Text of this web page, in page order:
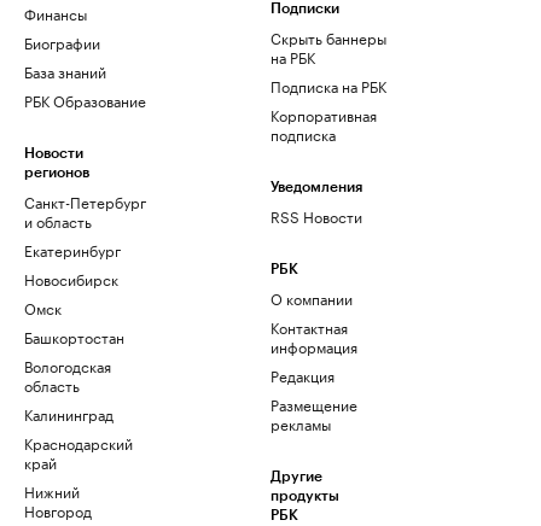
Финансы
Биографии
База знаний
РБК Образование
Новости
регионов
Санкт-Петербург
и область
Екатеринбург
Новосибирск
Омск
Башкортостан
Вологодская
область
Калининград
Краснодарский
край
Нижний
Новгород
Подписки
Скрыть баннеры
на РБК
Подписка на РБК
Корпоративная
подписка
Уведомления
RSS Новости
РБК
О компании
Контактная
информация
Редакция
Размещение
рекламы
Другие
продукты
РБК